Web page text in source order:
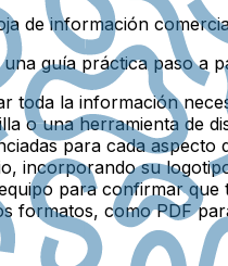
de información
guía práctica paso a
toda la información
o una herramienta de
para cada aspecto
, incorporando su
para confirmar que
formatos, como PDF